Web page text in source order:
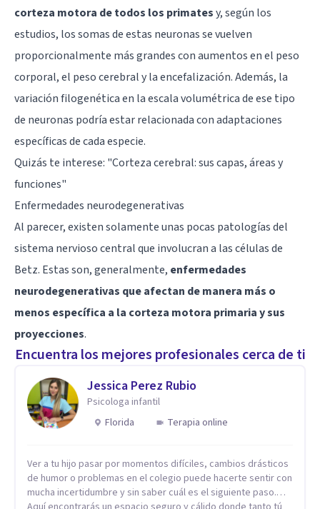
corteza motora de todos los primatesy, según los
estudios, los somas de estas neuronas se vuelven
proporcionalmente más grandes con aumentos en el peso
corporal, el peso cerebral y la encefalización. Además, la
variación filogenética en la escala volumétrica de ese tipo
de neuronas podría estar relacionada con adaptaciones
específicas de cada especie.
Quizás te interese: "Corteza cerebral: sus capas, áreas y
funciones"
Enfermedades neurodegenerativas
Al parecer, existen solamente unas pocas patologías del
sistema nervioso central que involucran a las células de
Betz. Estas son, generalmente, enfermedades
neurodegenerativas que afectan de manera más o
menos específica a la corteza motora primaria y sus
proyecciones.
Encuentra los mejores profesionales cerca de ti
Jessica Perez Rubio
Psicologa infantil
Florida
Terapia online
Ver a tu hijo pasar por momentos difíciles, cambios drásticos
de humor o problemas en el colegio puede hacerte sentir con
mucha incertidumbre y sin saber cuál es el siguiente paso.